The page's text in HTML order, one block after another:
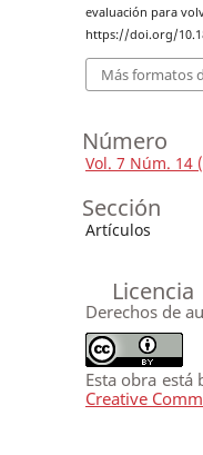
evaluación para
https://doi.org/
Más formatos
Número
Vol. 7 Núm. 14
Sección
Artículos
Licencia
Derechos de
Esta obra está
Creative